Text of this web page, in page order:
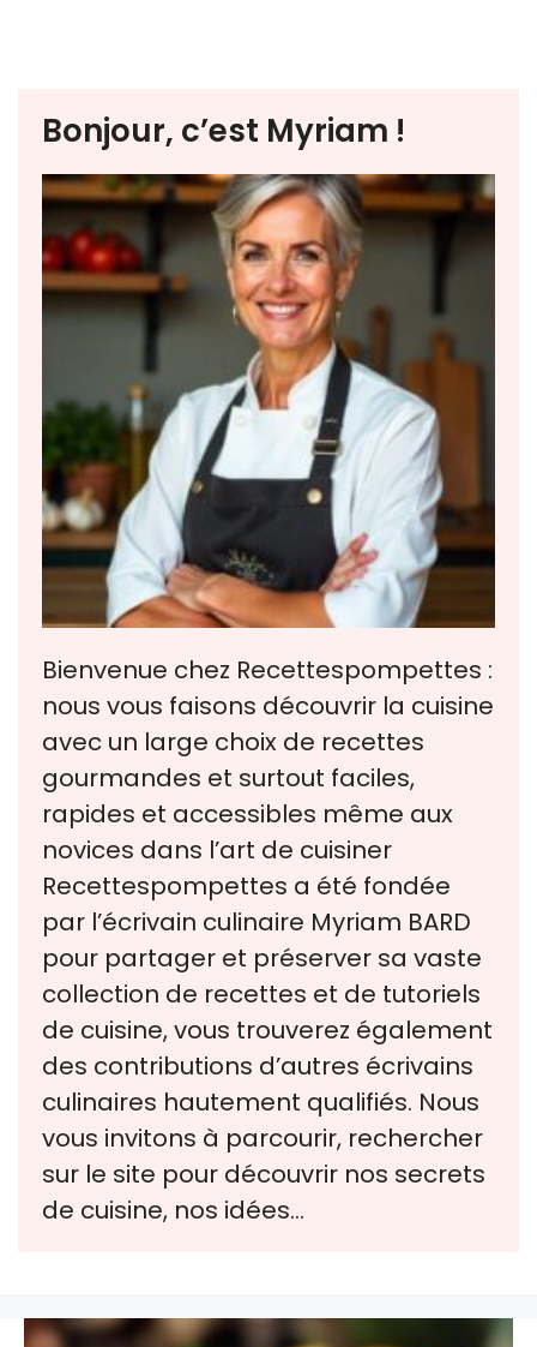
Bonjour, c’est Myriam !
Bienvenue chez Recettespompettes :
nous vous faisons découvrir la cuisine
avec un large choix de recettes
gourmandes et surtout faciles,
rapides et accessibles même aux
novices dans l’art de cuisiner
Recettespompettes a été fondée
par l’écrivain culinaire Myriam BARD
pour partager et préserver sa vaste
collection de recettes et de tutoriels
de cuisine, vous trouverez également
des contributions d’autres écrivains
culinaires hautement qualifiés. Nous
vous invitons à parcourir, rechercher
sur le site pour découvrir nos secrets
de cuisine, nos idées…